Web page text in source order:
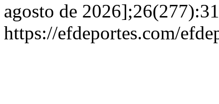
agosto de
https://efdeportes.com/